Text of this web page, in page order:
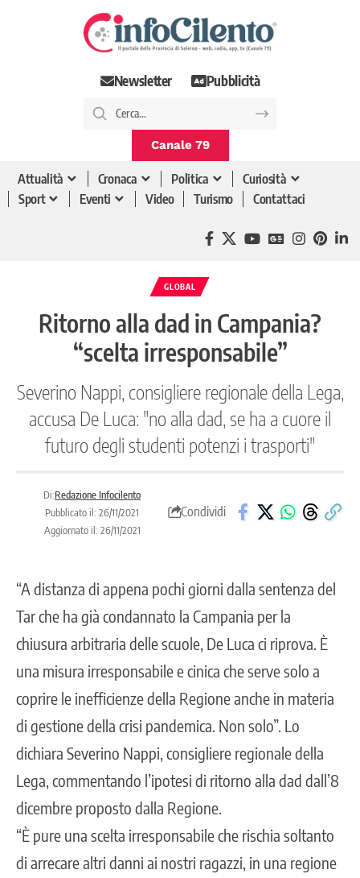
Newsletter Pubblicità
Canale 79
Attualità Cronaca Politica
Curiosità
Sport
Eventi Video Turismo Contattaci
GLOBAL
Ritorno alla dad in Campania?
“scelta irresponsabile”
Severino Nappi, consigliere regionale della Lega,
accusa De Luca: "no alla dad, se ha a cuore il
futuro degli studenti potenzi i trasporti"
Di:Redazione Infocilento
Pubblicato il: 26/11/2021
Aggiornato il: 26/11/2021
Condividi
“A distanza di appena pochi giorni dalla sentenza del
Tar che ha già condannato la Campania per la
chiusura arbitraria delle scuole, De Luca ci riprova. È
una misura irresponsabile e cinica che serve solo a
coprire le inefficienze della Regione anche in materia
di gestione della crisi pandemica. Non solo”. Lo
dichiara Severino Nappi, consigliere regionale della
Lega, commentando l’ipotesi di ritorno alla dad dall’8
dicembre proposto dalla Regione.
“È pure una scelta irresponsabile che rischia soltanto
di arrecare altri danni ai nostri ragazzi, in una regione